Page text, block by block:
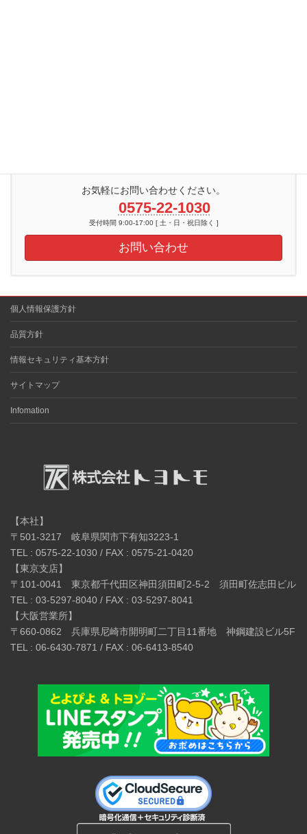
お気軽にお問い合わせください。
0575-22-1030
受付時間 9:00-17:00 [ 土・日・祝日除く ]
お問い合わせ
個人情報保護方針
品質方針
情報セキュリティ基本方針
サイトマップ
Infomation
【本社】
〒501-3217 岐阜県関市下有知3223-1
TEL : 0575-22-1030 / FAX : 0575-21-0420
【東京支店】
〒101-0041 東京都千代田区神田須田町2-5-2 須田町佐志田ビル
TEL : 03-5297-8040 / FAX : 03-5297-8041
【大阪営業所】
〒660-0862 兵庫県尼崎市開明町二丁目11番地 神鋼建設ビル5F
TEL : 06-6430-7871 / FAX : 06-6413-8540